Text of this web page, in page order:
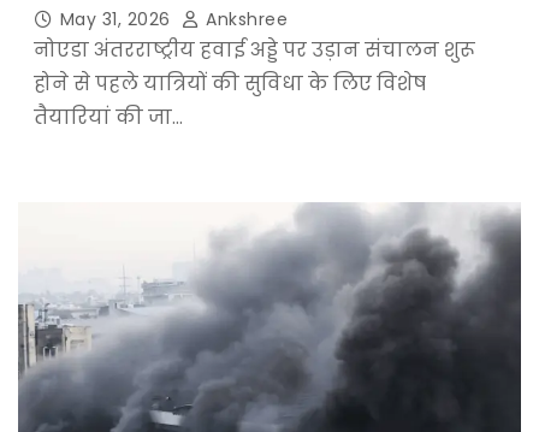
May 31, 2026 Ankshree
नोएडा अंतरराष्ट्रीय हवाई अड्डे पर उड़ान संचालन शुरू
होने से पहले यात्रियों की सुविधा के लिए विशेष
तैयारियां की जा…